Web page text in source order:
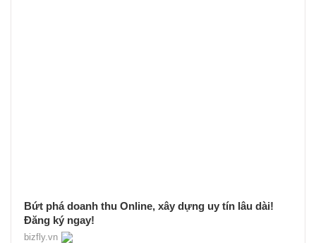
Bứt phá doanh thu Online, xây dựng uy tín lâu dài!
Đăng ký ngay!
bizfly.vn